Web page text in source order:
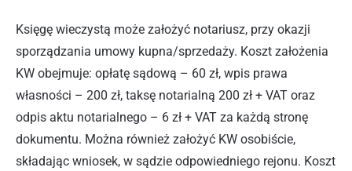
Księgę wieczystą może założyć notariusz, przy okazji
sporządzania umowy kupna/sprzedaży. Koszt założenia
KW obejmuje: opłatę sądową – 60 zł, wpis prawa
własności – 200 zł, taksę notarialną 200 zł + VAT oraz
odpis aktu notarialnego – 6 zł + VAT za każdą stronę
dokumentu. Można również założyć KW osobiście,
składając wniosek, w sądzie odpowiedniego rejonu. Koszt